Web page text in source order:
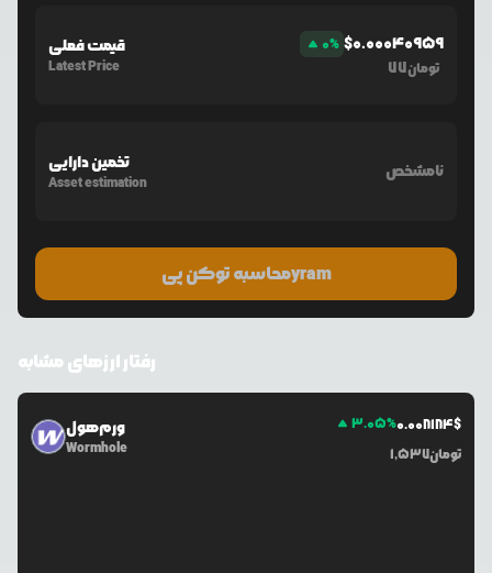
قیمت فعلی
Latest Price
0% $0.00040959
77تومان
تخمین دارایی
Asset estimation
نامشخص
محاسبه توکن پیyram
رفتار ارزهای مشابه
ورم‌هول
Wormhole
3.05%0.008184$
1,537تومان